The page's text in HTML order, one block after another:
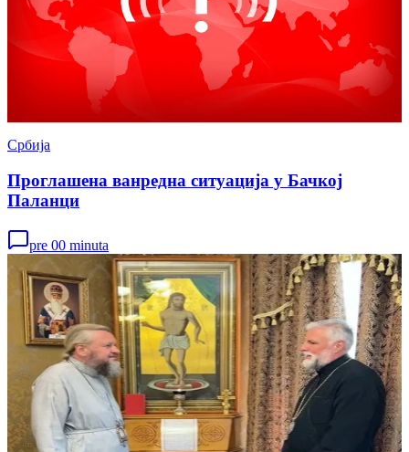
Србија
Проглашена ванредна ситуација у Бачкој
Паланци
pre 00 minuta